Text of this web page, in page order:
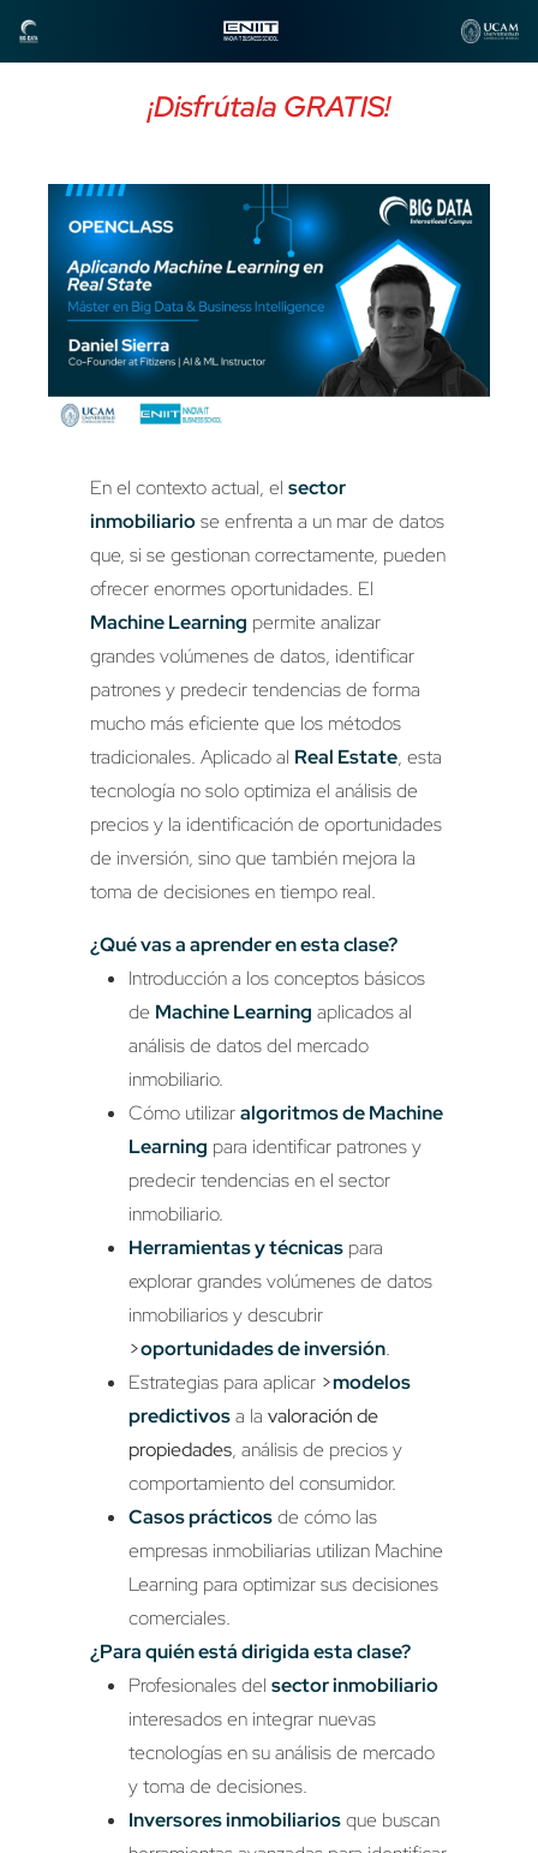
¡Disfrútala GRATIS!
En el contexto actual, el sector
inmobiliariose enfrenta a un mar de datos
que, si se gestionan correctamente, pueden
ofrecer enormes oportunidades. El
Machine Learning permite analizar
grandes volúmenes de datos, identificar
patrones y predecir tendencias de forma
mucho más eficiente que los métodos
tradicionales. Aplicado al Real Estate, esta
tecnología no solo optimiza el análisis de
precios y la identificación de oportunidades
de inversión, sino que también mejora la
toma de decisiones en tiempo real.
¿Qué vas a aprender en esta clase?
Introducción a los conceptos básicos
de Machine Learning aplicados al
análisis de datos del mercado
inmobiliario.
Cómo utilizaralgoritmos de Machine
Learning para identificar patrones y
predecir tendencias en el sector
inmobiliario.
Herramientas y técnicaspara
explorar grandes volúmenes de datos
inmobiliarios y descubrir
>oportunidades de inversión.
Estrategias para aplicar >modelos
predictivosa la valoración de
propiedades, análisis de precios y
comportamiento del consumidor.
Casos prácticosde cómo las
empresas inmobiliarias utilizan Machine
Learning para optimizar sus decisiones
comerciales.
¿Para quién está dirigida esta clase?
Profesionales del sector inmobiliario
interesados en integrar nuevas
tecnologías en su análisis de mercado
y toma de decisiones.
Inversores inmobiliariosque buscan